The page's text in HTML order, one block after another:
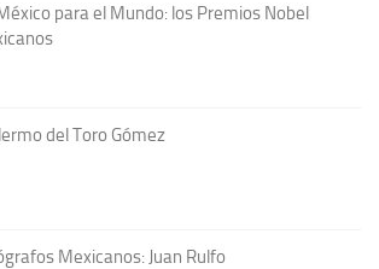
para el Mundo: los Premios Nobel
del Toro Gómez
Mexicanos: Juan Rulfo